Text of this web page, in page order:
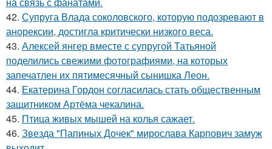
42. Супруга Влада соколовского, которую подозревают в
анорексии, достигла критически низкого веса.
43. Алексей янгер вместе с супругой Татьяной
поделились свежими фотографиями, на которых
запечатлен их пятимесячный сынишка Леон.
44. Екатерина Гордон согласилась стать общественным
защитником Артёма чекалина.
45. Птица живых мышей на колья сажает.
46. Звезда "Папиных Дочек" мирослава Карпович замуж